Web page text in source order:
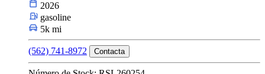
2026
gasoline
5k mi
(562) 741-8972 Contacta